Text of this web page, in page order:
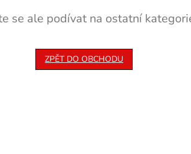
se ale podívat na ostatní
ZPĚT DO OBCHODU